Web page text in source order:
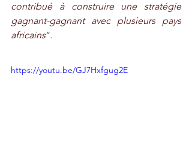
contribué à construire une stratégie
gagnant-gagnant avec plusieurs pays
africains”.
https://youtu.be/GJ7Hxfgug2E